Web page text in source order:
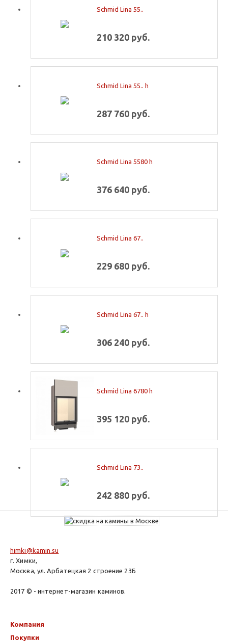
Schmid Lina 55..
210 320 руб.
Schmid Lina 55.. h
287 760 руб.
Schmid Lina 5580 h
376 640 руб.
Schmid Lina 67..
229 680 руб.
Schmid Lina 67.. h
306 240 руб.
Schmid Lina 6780 h
395 120 руб.
Schmid Lina 73..
242 880 руб.
himki@kamin.su
г. Химки,
Москва, ул. Арбатецкая 2 строение 23Б
2017 © - интернет-магазин каминов.
Компания
Покупки